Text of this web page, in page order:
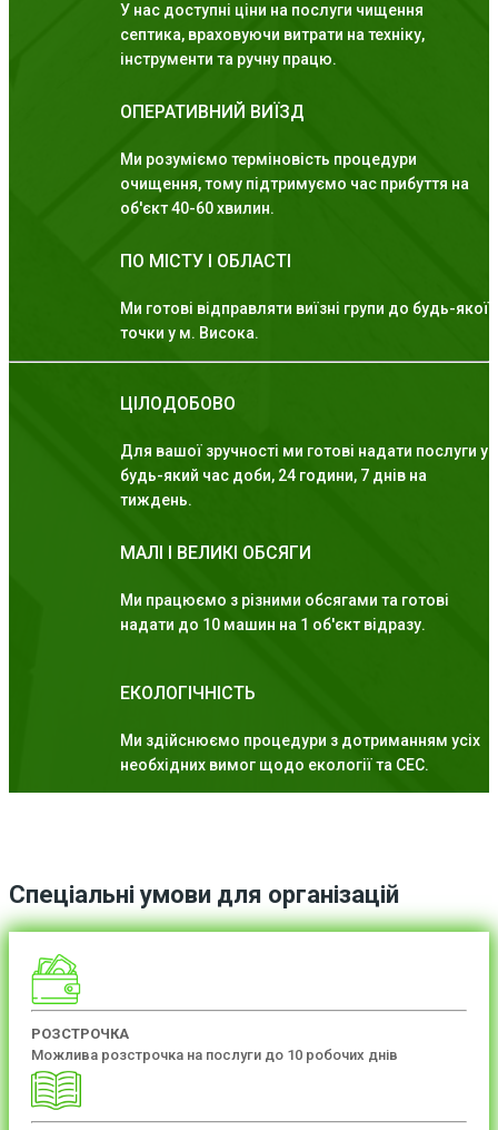
У нас доступні ціни на послуги чищення
септика, враховуючи витрати на техніку,
інструменти та ручну працю.
ОПЕРАТИВНИЙ ВИЇЗД
Ми розуміємо терміновість процедури
очищення, тому підтримуємо час прибуття на
об'єкт 40-60 хвилин.
ПО МІСТУ І ОБЛАСТІ
Ми готові відправляти виїзні групи до будь-якої
точки у м. Висока.
ЦІЛОДОБОВО
Для вашої зручності ми готові надати послуги у
будь-який час доби, 24 години, 7 днів на
тиждень.
МАЛІ І ВЕЛИКІ ОБСЯГИ
Ми працюємо з різними обсягами та готові
надати до 10 машин на 1 об'єкт відразу.
ЕКОЛОГІЧНІСТЬ
Ми здійснюємо процедури з дотриманням усіх
необхідних вимог щодо екології та СЕС.
Спеціальні умови для організацій
РОЗСТРОЧКА
Можлива розстрочка на послуги до 10 робочих днів